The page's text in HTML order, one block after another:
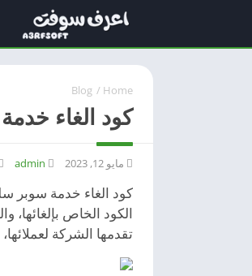
Home
/
Blog
كود الغاء خدمة
مايو 12, 2023 admin
كود الغاء خدمة سوبر
الكود الخاص
تقدمها الشركة